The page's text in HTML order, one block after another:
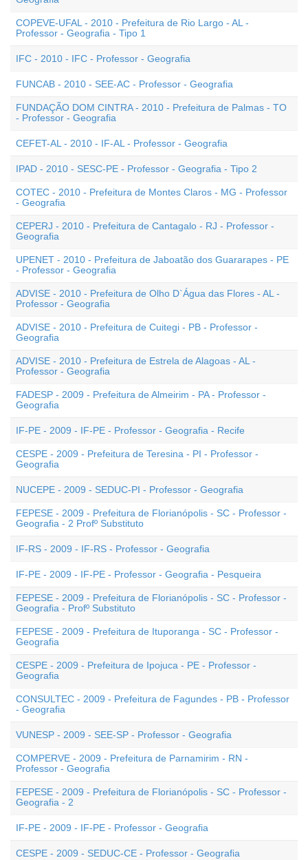
COPEVE-UFAL - 2010 - Prefeitura de Rio Largo - AL -
Professor - Geografia - Tipo 1
IFC - 2010 - IFC - Professor - Geografia
FUNCAB - 2010 - SEE-AC - Professor - Geografia
FUNDAÇÃO DOM CINTRA - 2010 - Prefeitura de Palmas - TO
- Professor - Geografia
CEFET-AL - 2010 - IF-AL - Professor - Geografia
IPAD - 2010 - SESC-PE - Professor - Geografia - Tipo 2
COTEC - 2010 - Prefeitura de Montes Claros - MG - Professor
- Geografia
CEPERJ - 2010 - Prefeitura de Cantagalo - RJ - Professor -
Geografia
UPENET - 2010 - Prefeitura de Jaboatão dos Guararapes - PE
- Professor - Geografia
ADVISE - 2010 - Prefeitura de Olho D`Água das Flores - AL -
Professor - Geografia
ADVISE - 2010 - Prefeitura de Cuitegi - PB - Professor -
Geografia
ADVISE - 2010 - Prefeitura de Estrela de Alagoas - AL -
Professor - Geografia
FADESP - 2009 - Prefeitura de Almeirim - PA - Professor -
Geografia
IF-PE - 2009 - IF-PE - Professor - Geografia - Recife
CESPE - 2009 - Prefeitura de Teresina - PI - Professor -
Geografia
NUCEPE - 2009 - SEDUC-PI - Professor - Geografia
FEPESE - 2009 - Prefeitura de Florianópolis - SC - Professor -
Geografia - 2 Profº Substituto
IF-RS - 2009 - IF-RS - Professor - Geografia
IF-PE - 2009 - IF-PE - Professor - Geografia - Pesqueira
FEPESE - 2009 - Prefeitura de Florianópolis - SC - Professor -
Geografia - Profº Substituto
FEPESE - 2009 - Prefeitura de Ituporanga - SC - Professor -
Geografia
CESPE - 2009 - Prefeitura de Ipojuca - PE - Professor -
Geografia
CONSULTEC - 2009 - Prefeitura de Fagundes - PB - Professor
- Geografia
VUNESP - 2009 - SEE-SP - Professor - Geografia
COMPERVE - 2009 - Prefeitura de Parnamirim - RN -
Professor - Geografia
FEPESE - 2009 - Prefeitura de Florianópolis - SC - Professor -
Geografia - 2
IF-PE - 2009 - IF-PE - Professor - Geografia
CESPE - 2009 - SEDUC-CE - Professor - Geografia